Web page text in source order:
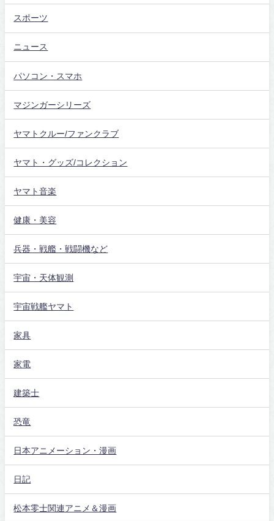
スポーツ
ニュース
パソコン・スマホ
マジンガーシリーズ
ヤマトクルー/ファンクラブ
ヤマト・グッズ/コレクション
ヤマト音楽
健康・美容
兵器・戦艦・戦闘機など
宇宙・天体観測
宇宙戦艦ヤマト
家具
家電
建築士
恐竜
日本アニメーション・漫画
日記
松本零士関連アニメ＆漫画